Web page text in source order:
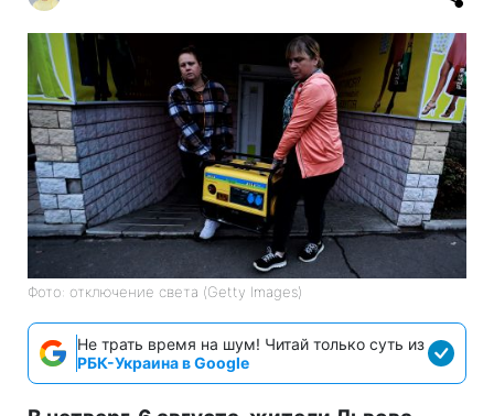
Фото: отключение света (Getty Images)
Не трать время на шум! Читай только суть из
РБК-Украина в Google